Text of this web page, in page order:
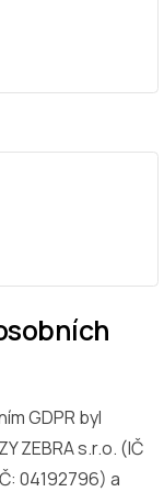
GDPR byl
ZEBRA s.r.o. (IČ
04192796) a